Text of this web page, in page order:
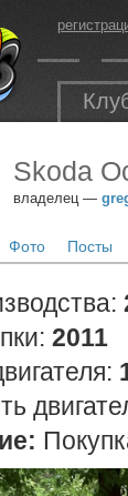
Skoda
владелец —
Фото Посты
2011